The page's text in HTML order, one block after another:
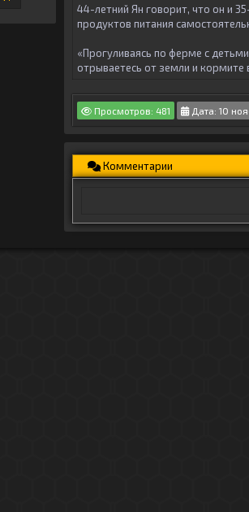
44-летний Ян говорит, что он и
продуктов питания
«Прогуливаясь по ферме с
отрываетесь от земли и кормите
Просмотров: 481 Дата: 10
Комментарии